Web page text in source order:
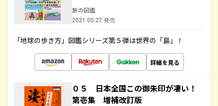
旅の図鑑
2021.05.27 発売
「地球の歩き方」図鑑シリーズ第５弾は世界の「島」！
詳細を見る
０５ 日本全国この御朱印が凄い！
第壱集 増補改訂版